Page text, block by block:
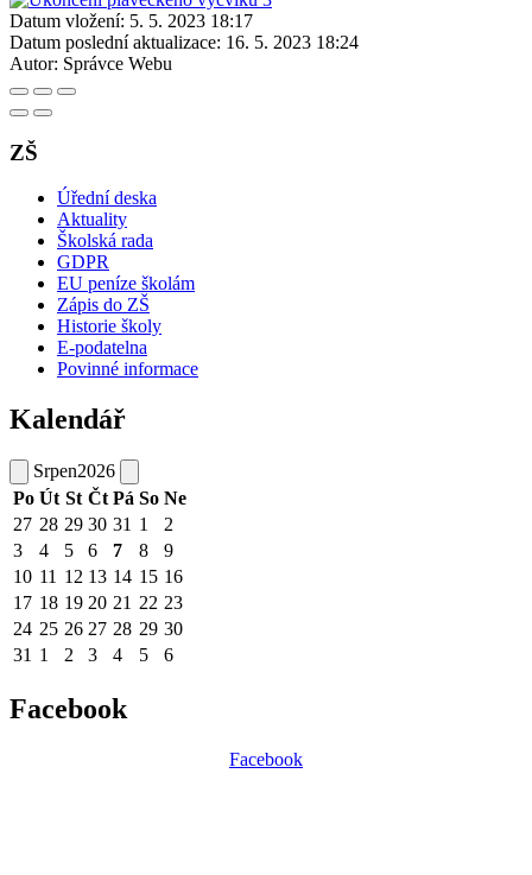
Datum vložení: 5. 5. 2023 18:17
Datum poslední aktualizace: 16. 5. 2023 18:24
Autor: Správce Webu
ZŠ
Úřední deska
Aktuality
Školská rada
GDPR
EU peníze školám
Zápis do ZŠ
Historie školy
E-podatelna
Povinné informace
Kalendář
Srpen2026
Po Út St Čt Pá So Ne
27 28 29 30 31 1
2
3
4 5 6 7 8
9
10 11 12 13 14 15 16
17 18 19 20 21 22 23
24 25 26 27 28 29 30
31 1 2 3 4 5 6
Facebook
Facebook